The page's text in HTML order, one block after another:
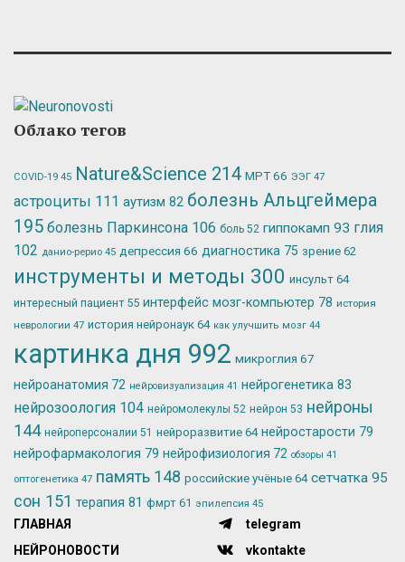
Облако тегов
COVID-19 45 Nature&Science 214 МРТ66 ЭЭГ 47
астроциты 111 аутизм 82 болезнь Альцгеймера
195 болезнь Паркинсона 106 боль 52 гиппокамп 93 глия
102 данио-рерио 45 депрессия 66 диагностика 75 зрение 62
инструменты и методы 300 инсульт 64
интересный пациент 55 интерфейс мозг-компьютер 78 история
неврологии 47 история нейронаук 64 как улучшить мозг 44
картинка дня 992 микроглия 67
нейроанатомия 72 нейровизуализация 41 нейрогенетика 83
нейрозоология 104 нейромолекулы 52 нейрон 53 нейроны
144 нейроперсоналии 51 нейроразвитие 64 нейростарости 79
нейрофармакология 79 нейрофизиология 72 обзоры 41
оптогенетика 47 память 148 российские учёные 64 сетчатка 95
сон 151 терапия 81 фмрт 61 эпилепсия 45
ГЛАВНАЯ
НЕЙРОНОВОСТИ
telegram
vkontakte